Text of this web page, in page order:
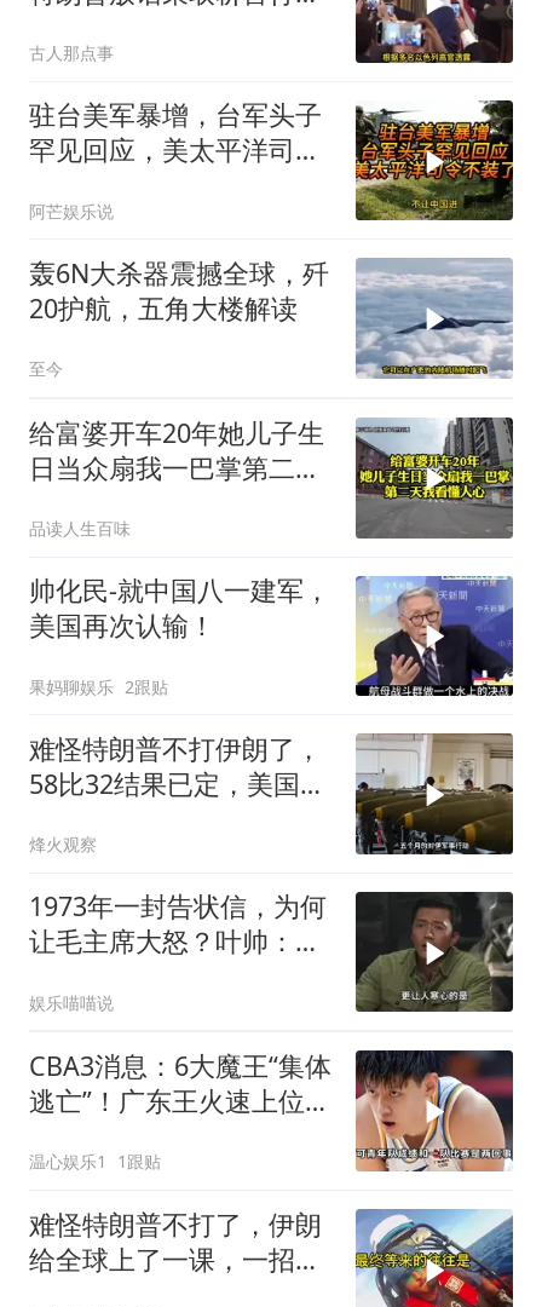
古人那点事
驻台美军暴增，台军头子
罕见回应，美太平洋司令
阿芒娱乐说
轰6N大杀器震撼全球，歼
20护航，五角大楼解读
至今
给富婆开车20年她儿子生
日当众扇我一巴掌第二天
品读人生百味
帅化民-就中国八一建军，
美国再次认输！
果妈聊娱乐 2跟贴
难怪特朗普不打伊朗了，
58比32结果已定，美国专
烽火观察
1973年一封告状信，为何
让毛主席大怒？叶帅：杀
娱乐喵喵说
CBA3消息：6大魔王“集体
逃亡”！广东王火速上位，
温心娱乐1 1跟贴
难怪特朗普不打了，伊朗
给全球上了一课，一招吃